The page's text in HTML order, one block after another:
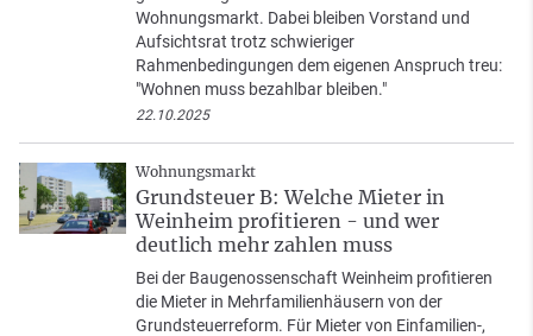
Wohnungsmarkt. Dabei bleiben Vorstand und
Aufsichtsrat trotz schwieriger
Rahmenbedingungen dem eigenen Anspruch treu:
"Wohnen muss bezahlbar bleiben."
22.10.2025
Wohnungsmarkt
Grundsteuer B: Welche Mieter in
Weinheim profitieren - und wer
deutlich mehr zahlen muss
Bei der Baugenossenschaft Weinheim profitieren
die Mieter in Mehrfamilienhäusern von der
Grundsteuerreform. Für Mieter von Einfamilien-,